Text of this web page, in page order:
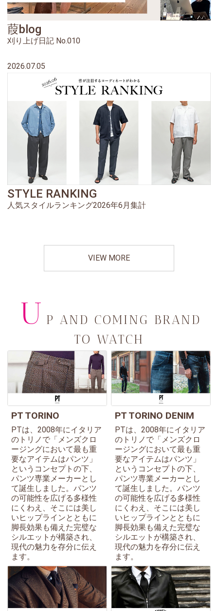
葭blog
刈り上げ日記 No.010
2026.07.05
STYLE RANKING
人気スタイルランキング2026年6月集計
VIEW MORE
U P AND COMING BRAND
TO WATCH
PT TORINO
PTは、2008年にイタリア
のトリノで「メンズクロ
ージングにおいて最も重
要なアイテムはパンツ」
というコンセプトの下、
パンツ専業メーカーとし
て誕生しました。パンツ
の可能性を広げる多様性
にくわえ、そこには美し
いヒップラインとともに
脚長効果も備えた完璧な
シルエットが構築され、
現代の魅力を存分に伝え
ます。
PT TORINO DENIM
PTは、2008年にイタリア
のトリノで「メンズクロ
ージングにおいて最も重
要なアイテムはパンツ」
というコンセプトの下、
パンツ専業メーカーとし
て誕生しました。パンツ
の可能性を広げる多様性
にくわえ、そこには美し
いヒップラインとともに
脚長効果も備えた完璧な
シルエットが構築され、
現代の魅力を存分に伝え
ます。